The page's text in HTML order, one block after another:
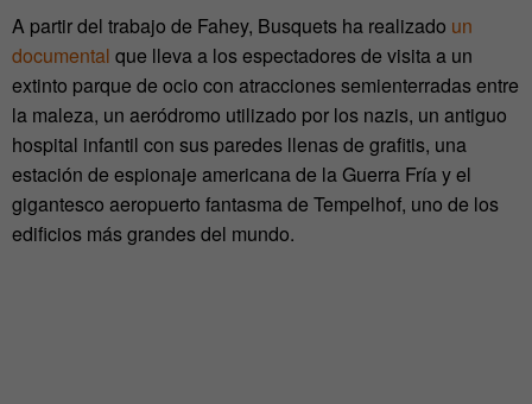
A partir del trabajo de Fahey, Busquets ha realizado un
documental que lleva a los espectadores de visita a un
extinto parque de ocio con atracciones semienterradas entre
la maleza, un aeródromo utilizado por los nazis, un antiguo
hospital infantil con sus paredes llenas de grafitis, una
estación de espionaje americana de la Guerra Fría y el
gigantesco aeropuerto fantasma de Tempelhof, uno de los
edificios más grandes del mundo.